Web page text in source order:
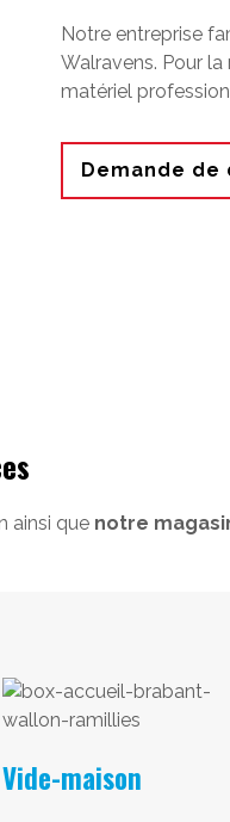
Notre entreprise
Walravens. Pour
matériel
Demande
ainsi que notre
Vide-maison